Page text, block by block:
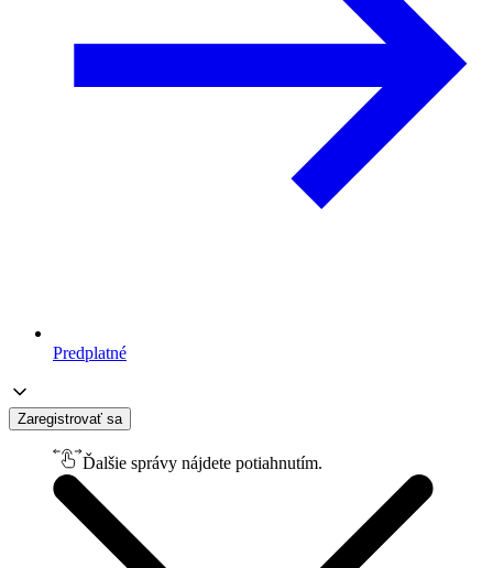
Predplatné
Zaregistrovať sa
Ďalšie správy nájdete potiahnutím.